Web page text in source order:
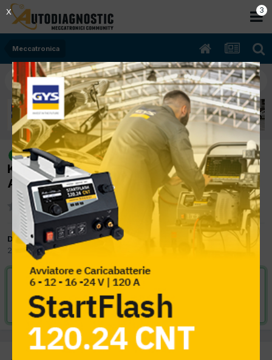
Meccatronica
risolto
[NISSAN QASHQAI 08/2013 1500cc
K9K 81Kw Diesel] DTC U0121 L'AUTO IN
AUTOSTRADA NON VA OLTRE 130 KM/H
Da asylum
28 Agosto 2017in
VAI ALLA SOLUZIONE
Risolta da asylum, 1 Settembre 2017
3
X